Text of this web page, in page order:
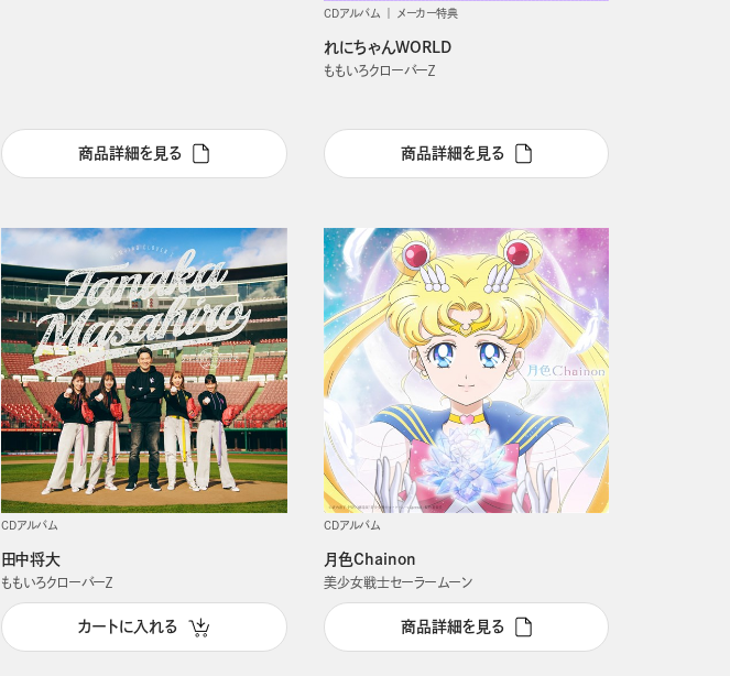
商品詳細を見る
CDアルバム メーカー特典
れにちゃんWORLD
ももいろクローバーＺ
商品詳細を見る
CDアルバム
田中将大
ももいろクローバーＺ
カートに入れる
CDアルバム
月色Chainon
美少女戦士セーラームーン
商品詳細を見る